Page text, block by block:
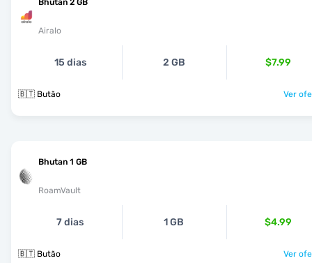
Bhutan 2 GB
Airalo
15 dias 2 GB $7.99
🇧🇹 Butão Ver
Bhutan 1 GB
RoamVault
7 dias 1 GB $4.99
🇧🇹 Butão Ver